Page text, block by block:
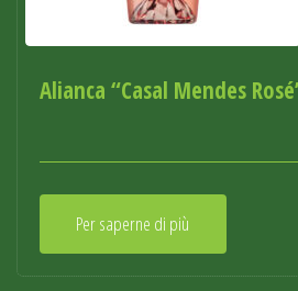
Alianca “Casal Mendes
Per saperne di più